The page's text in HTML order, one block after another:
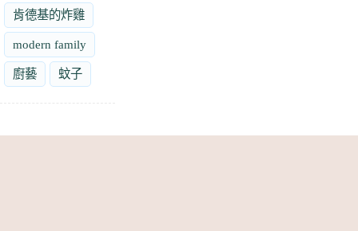
肯德基的炸雞
modern family
廚藝 蚊子